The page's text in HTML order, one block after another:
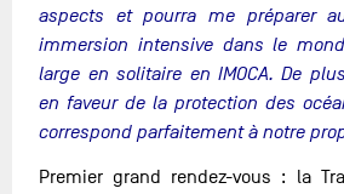
aspects et pourra me préparer
immersion intensive dans le
large en solitaire en IMOCA. De
en faveur de la protection des
correspond parfaitement à notre
Premier grand rendez-vous : la